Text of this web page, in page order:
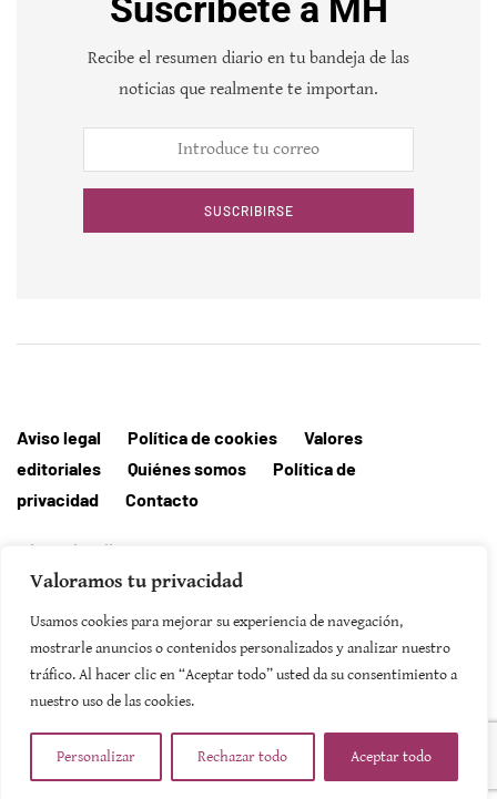
Valoramos tu privacidad
Usamos cookies para mejorar su experiencia de navegación,
mostrarle anuncios o contenidos personalizados y analizar nuestro
tráfico. Al hacer clic en “Aceptar todo” usted da su consentimiento a
nuestro uso de las cookies.
Personalizar Rechazar todo Aceptar todo
Suscríbete a MH
Recibe el resumen diario en tu bandeja de las
noticias que realmente te importan.
SUSCRIBIRSE
Aviso legal Política de cookies
Valores
editoriales
Quiénes somos
Política de
privacidad
Contacto
Editorial MallorcaHora
SUSCRIBIRSE